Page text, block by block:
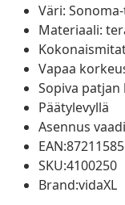
Väri:
Materiaali:
Vapaa
Sopiva patjan
Päätylevyllä
Asennus
SKU:4100250
Brand:vidaXL